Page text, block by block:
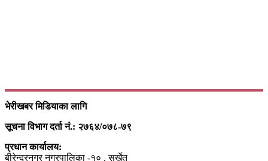
भेरीखबर मिडियाका लागि
सूचना विभाग दर्ता नं.: २७६४/०७८-७९
प्रधान कार्यालय:
बीरेन्द्रनगर नगरपालिका -१० , सुर्खेत